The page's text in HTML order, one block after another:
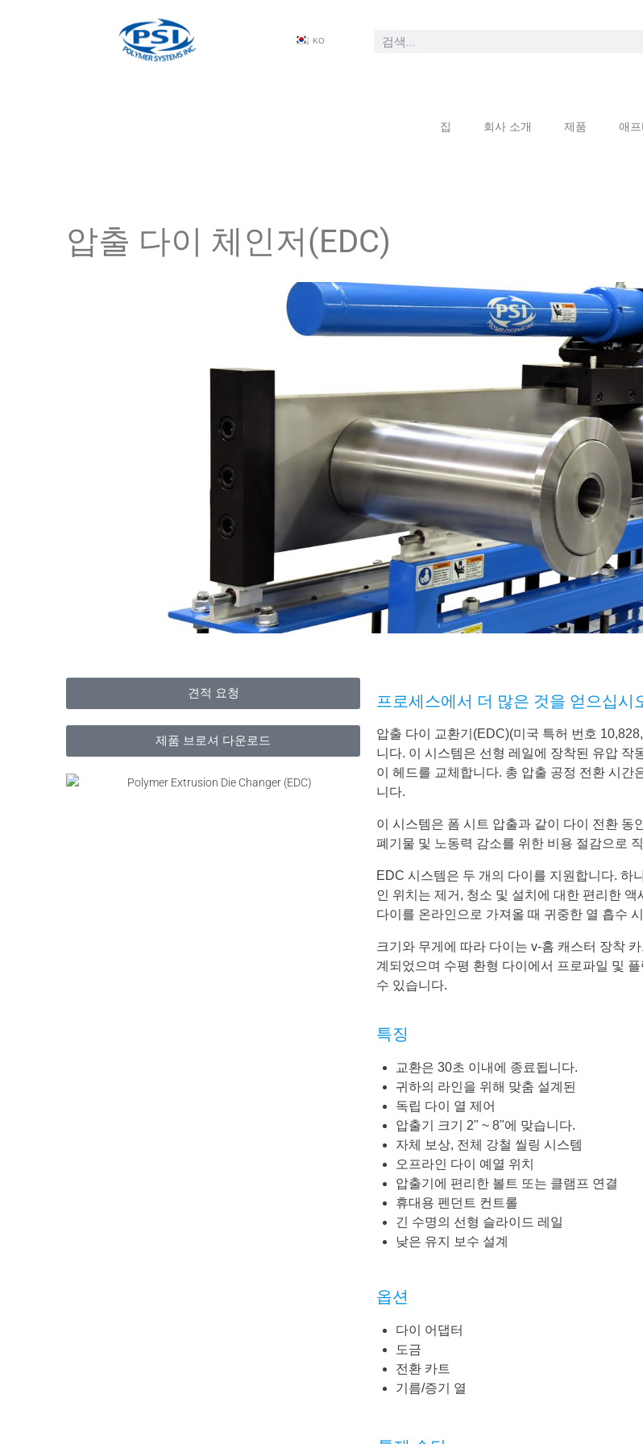
KO
집 회사 소개 제품 애
압출 다이 체인저(EDC)
견적 요청
제품 브로셔 다운로드
프로세스에서 더 많은 것을 얻으십시
압출 다이 교환기(EDC)(미국 특허 번호
니다. 이 시스템은 선형 레일에 장착된 유압
이 헤드를 교체합니다. 총 압출 공정 전환 시간
니다.
이 시스템은 폼 시트 압출과 같이 다이 전환
폐기물 및 노동력 감소를 위한 비용 절감으로
EDC 시스템은 두 개의 다이를 지원합니다. 하
인 위치는 제거, 청소 및 설치에 대한 편리한
다이를 온라인으로 가져올 때 귀중한 열 흡수
크기와 무게에 따라 다이는 v-홈 캐스터 장착
계되었으며 수평 환형 다이에서 프로파일 및
수 있습니다.
특징
교환은 30초 이내에 종료됩니다.
귀하의 라인을 위해 맞춤 설계된
독립 다이 열 제어
압출기 크기 2" ~ 8"에 맞습니다.
자체 보상, 전체 강철 씰링 시스템
오프라인 다이 예열 위치
압출기에 편리한 볼트 또는 클램프 연결
휴대용 펜던트 컨트롤
긴 수명의 선형 슬라이드 레일
낮은 유지 보수 설계
옵션
다이 어댑터
도금
전환 카트
기름/증기 열